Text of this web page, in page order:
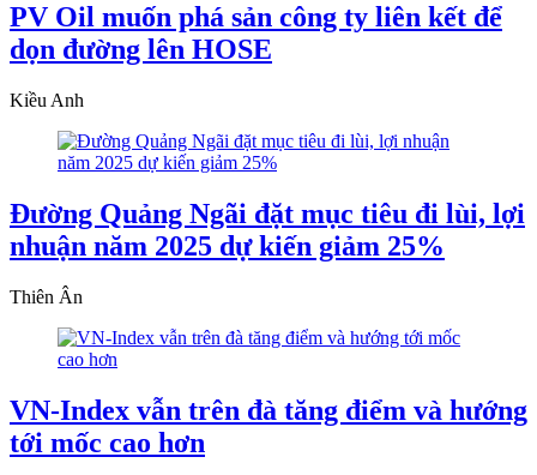
PV Oil muốn phá sản công ty liên kết để
dọn đường lên HOSE
Kiều Anh
Đường Quảng Ngãi đặt mục tiêu đi lùi, lợi
nhuận năm 2025 dự kiến giảm 25%
Thiên Ân
VN-Index vẫn trên đà tăng điểm và hướng
tới mốc cao hơn